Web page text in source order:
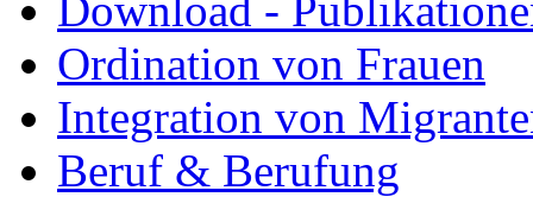
Ordination von Frauen
Integration von
Beruf & Berufung